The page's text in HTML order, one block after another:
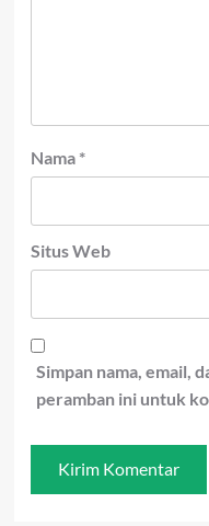
Nama *
Situs Web
Simpan nama, email,
peramban ini untuk